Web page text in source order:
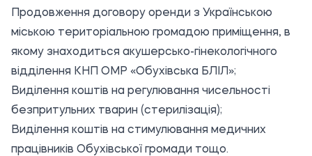
Продовження договору оренди з Українською
міською територіальною громадою приміщення, в
якому знаходиться акушерсько-гінекологічного
відділення КНП ОМР «Обухівська БЛІЛ»;
Виділення коштів на регулювання чисельності
безпритульних тварин (стерилізація);
Виділення коштів на стимулювання медичних
працівників Обухівської громади тощо.